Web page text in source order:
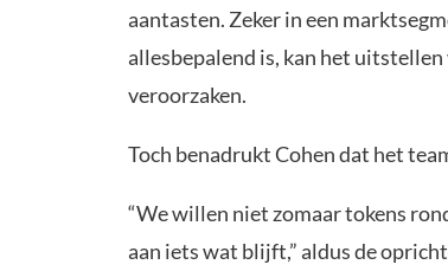
aantasten. Zeker in een
allesbepalend is, kan het
veroorzaken.
Toch benadrukt Cohen dat het
“We willen niet zomaar tokens
aan iets wat blijft,” aldus de